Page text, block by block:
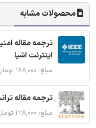
محصولات مشابه
اینترنت اشیا
مبلغ: ۱۶۸,۰۰۰ تومان
ترجمه مقاله
مبلغ: ۱۲۸,۰۰۰ تومان